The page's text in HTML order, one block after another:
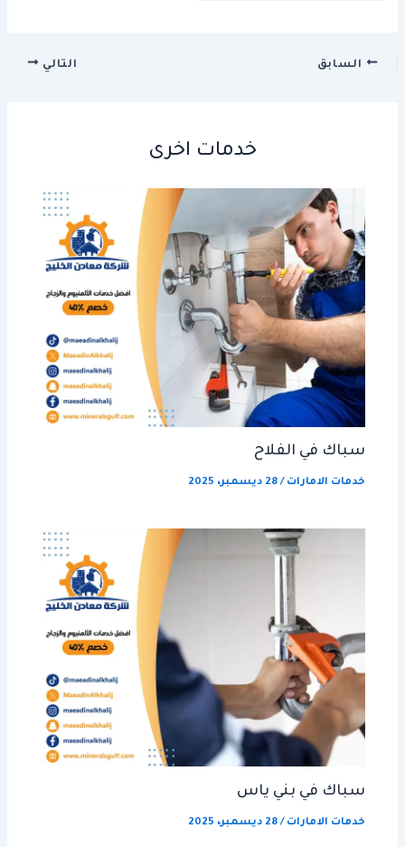
السابق التالي
خدمات اخرى
سباك في الفلاح
خدمات الامارات /28 ديسمبر، 2025
سباك في بني ياس
خدمات الامارات /28 ديسمبر، 2025